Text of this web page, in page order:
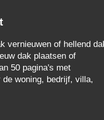
vernieuwen of hellend
dak plaatsen of
50 pagina's met
woning, bedrijf, villa,